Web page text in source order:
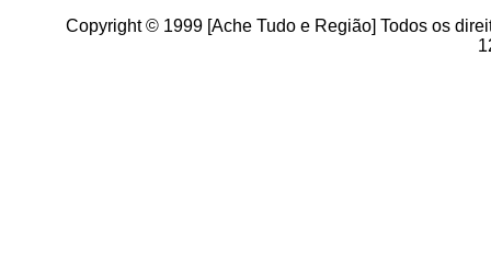
Copyright © 1999 [Ache Tudo e Região] Todos os